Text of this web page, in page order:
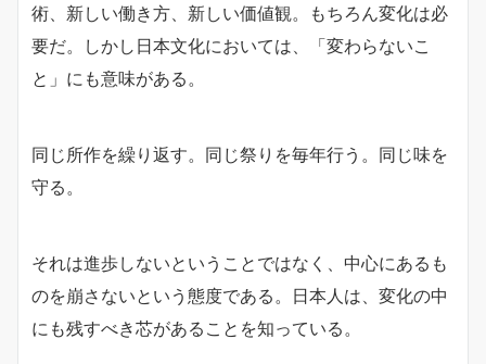
術、新しい働き方、新しい価値観。もちろん変化は必
要だ。しかし日本文化においては、「変わらないこ
と」にも意味がある。
同じ所作を繰り返す。同じ祭りを毎年行う。同じ味を
守る。
それは進歩しないということではなく、中心にあるも
のを崩さないという態度である。日本人は、変化の中
にも残すべき芯があることを知っている。